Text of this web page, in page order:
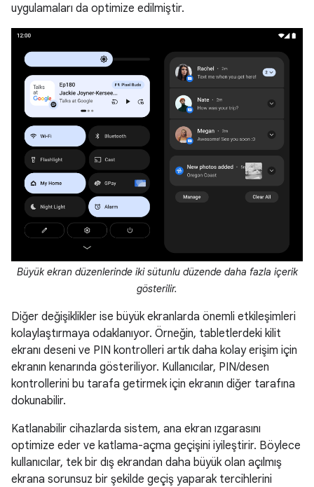
uygulamaları da optimize edilmiştir.
Büyük ekran düzenlerinde iki sütunlu düzende daha fazla içerik
gösterilir.
Diğer değişiklikler ise büyük ekranlarda önemli etkileşimleri
kolaylaştırmaya odaklanıyor. Örneğin, tabletlerdeki kilit
ekranı deseni ve PIN kontrolleri artık daha kolay erişim için
ekranın kenarında gösteriliyor. Kullanıcılar, PIN/desen
kontrollerini bu tarafa getirmek için ekranın diğer tarafına
dokunabilir.
Katlanabilir cihazlarda sistem, ana ekran ızgarasını
optimize eder ve katlama-açma geçişini iyileştirir. Böylece
kullanıcılar, tek bir dış ekrandan daha büyük olan açılmış
ekrana sorunsuz bir şekilde geçiş yaparak tercihlerini